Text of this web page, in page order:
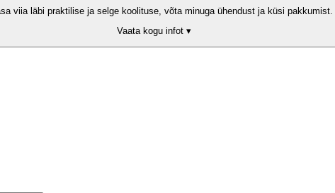
viia läbi praktilise ja selge koolituse, võta minuga ühendust ja küsi
Vaata kogu infot ▾